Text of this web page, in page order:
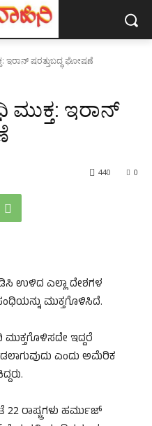
ಇರಾನ್ ಷರತ್ತುಬದ್ಧ ಘೋಷಣೆ
ಇರಾನ್
0
440
ಉಳಿದ ಎಲ್ಲಾ ದೇಶಗಳ
ಮುಕ್ತಗೊಳಿಸಿದೆ.
ಇದ್ದರೆ
ಎಂದು ಅಮೆರಿಕ
ರಾಷ್ಟ್ರಗಳು ಹರ್ಮುಜ್